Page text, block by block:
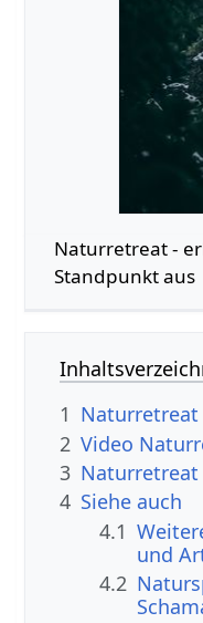
Naturretreat -
Standpunkt aus
1 Naturretreat
2 Video
3
4 Siehe auch
4.1
und
4.2